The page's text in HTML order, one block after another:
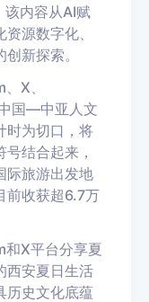
该内容从AI赋
源数字化、
新探索。
、 X、
国—中亚人文
时为切口，将
结合起来，
际旅游出发地
前收获超6.7万
和X平台分享夏
西安夏日生活
历史文化底蕴